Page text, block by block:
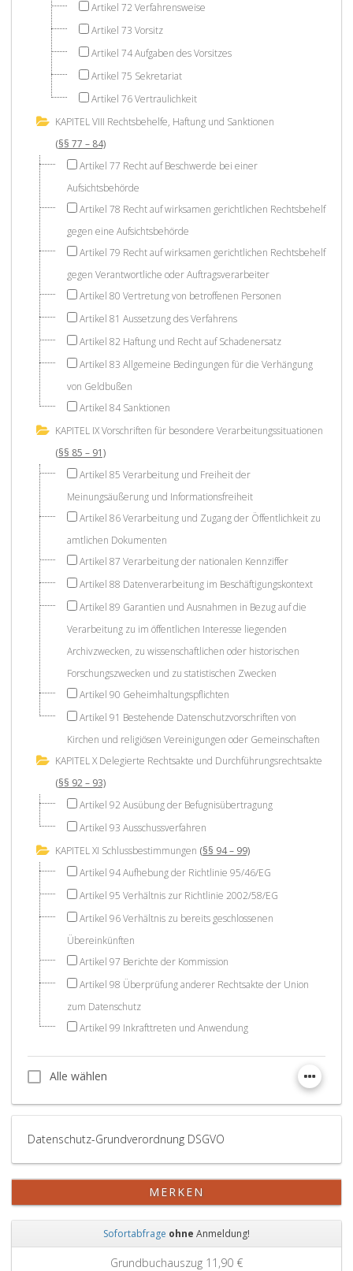
Artikel 72 Verfahrensweise
Artikel 73 Vorsitz
Artikel 74 Aufgaben des Vorsitzes
Artikel 75 Sekretariat
Artikel 76 Vertraulichkeit
KAPITEL VIII Rechtsbehelfe, Haftung und Sanktionen
(§§ 77 – 84)
Artikel 77 Recht auf Beschwerde bei einer
Aufsichtsbehörde
Artikel 78 Recht auf wirksamen gerichtlichen Rechtsbehelf
gegen eine Aufsichtsbehörde
Artikel 79 Recht auf wirksamen gerichtlichen Rechtsbehelf
gegen Verantwortliche oder Auftragsverarbeiter
Artikel 80 Vertretung von betroffenen Personen
Artikel 81 Aussetzung des Verfahrens
Artikel 82 Haftung und Recht auf Schadenersatz
Artikel 83 Allgemeine Bedingungen für die Verhängung
von Geldbußen
Artikel 84 Sanktionen
KAPITEL IX Vorschriften für besondere Verarbeitungssituationen
(§§ 85 – 91)
Artikel 85 Verarbeitung und Freiheit der
Meinungsäußerung und Informationsfreiheit
Artikel 86 Verarbeitung und Zugang der Öffentlichkeit zu
amtlichen Dokumenten
Artikel 87 Verarbeitung der nationalen Kennziffer
Artikel 88 Datenverarbeitung im Beschäftigungskontext
Artikel 89 Garantien und Ausnahmen in Bezug auf die
Verarbeitung zu im öffentlichen Interesse liegenden
Archivzwecken, zu wissenschaftlichen oder historischen
Forschungszwecken und zu statistischen Zwecken
Artikel 90 Geheimhaltungspflichten
Artikel 91 Bestehende Datenschutzvorschriften von
Kirchen und religiösen Vereinigungen oder Gemeinschaften
KAPITEL X Delegierte Rechtsakte und Durchführungsrechtsakte
(§§ 92 – 93)
Artikel 92 Ausübung der Befugnisübertragung
Artikel 93 Ausschussverfahren
KAPITEL XI Schlussbestimmungen (§§ 94 – 99)
Artikel 94 Aufhebung der Richtlinie 95/46/EG
Artikel 95 Verhältnis zur Richtlinie 2002/58/EG
Artikel 96 Verhältnis zu bereits geschlossenen
Übereinkünften
Artikel 97 Berichte der Kommission
Artikel 98 Überprüfung anderer Rechtsakte der Union
zum Datenschutz
Artikel 99 Inkrafttreten und Anwendung
Alle wählen
Alle wählen
Datenschutz-Grundverordnung DSGVO
MERKEN
Sofortabfrage ohne Anmeldung!
Grundbuchauszug 11,90 €